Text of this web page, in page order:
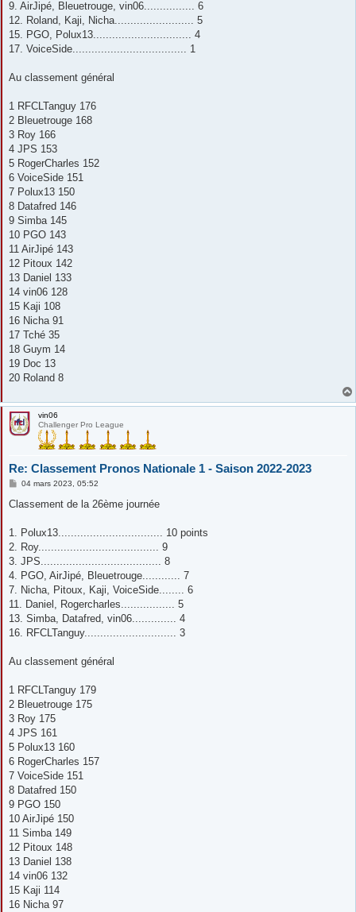
9. AirJipé, Bleuetrouge, vin06................ 6
12. Roland, Kaji, Nicha......................... 5
15. PGO, Polux13............................... 4
17. VoiceSide.................................... 1
Au classement général
1 RFCLTanguy 176
2 Bleuetrouge 168
3 Roy 166
4 JPS 153
5 RogerCharles 152
6 VoiceSide 151
7 Polux13 150
8 Datafred 146
9 Simba 145
10 PGO 143
11 AirJipé 143
12 Pitoux 142
13 Daniel 133
14 vin06 128
15 Kaji 108
16 Nicha 91
17 Tché 35
18 Guym 14
19 Doc 13
20 Roland 8
vin06
Challenger Pro League
Re: Classement Pronos Nationale 1 - Saison 2022-2023
M
s
g
04 mars 2023, 05:52
Classement de la 26ème journée
1. Polux13................................. 10 points
2. Roy...................................... 9
3. JPS...................................... 8
4. PGO, AirJipé, Bleuetrouge............ 7
7. Nicha, Pitoux, Kaji, VoiceSide........ 6
11. Daniel, Rogercharles................. 5
13. Simba, Datafred, vin06.............. 4
16. RFCLTanguy............................. 3
Au classement général
1 RFCLTanguy 179
2 Bleuetrouge 175
3 Roy 175
4 JPS 161
5 Polux13 160
6 RogerCharles 157
7 VoiceSide 151
8 Datafred 150
9 PGO 150
10 AirJipé 150
11 Simba 149
12 Pitoux 148
13 Daniel 138
14 vin06 132
15 Kaji 114
16 Nicha 97